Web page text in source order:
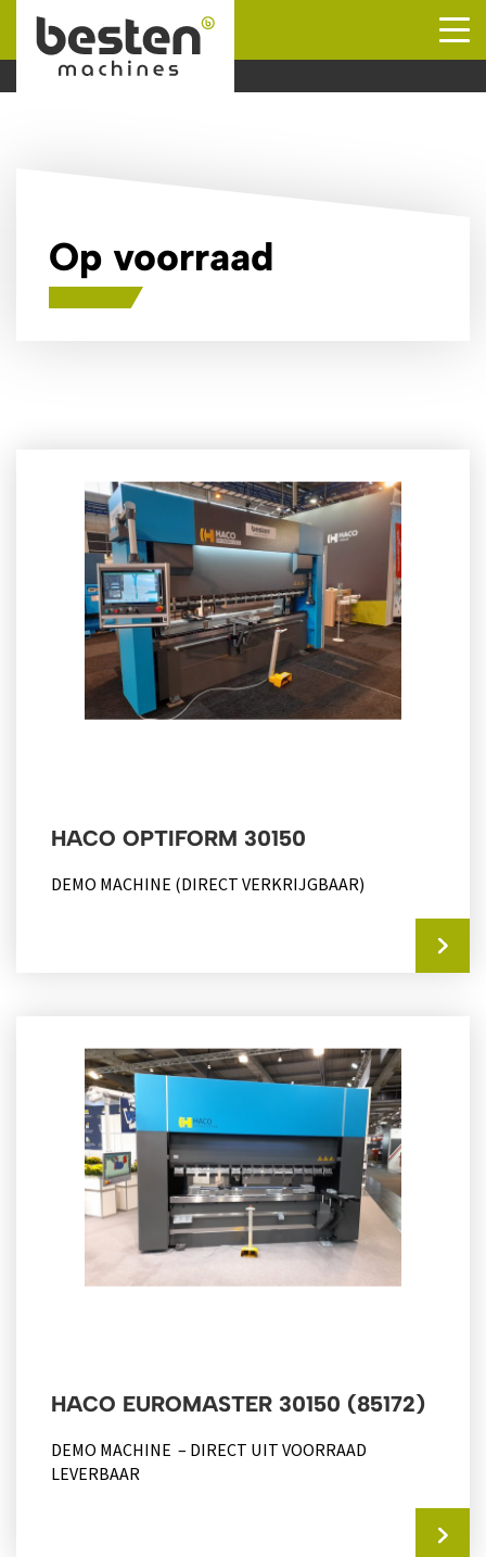
Naar hoofdinhoud
Op voorraad
HACO OPTIFORM 30150
DEMO MACHINE (DIRECT VERKRIJGBAAR)
HACO EUROMASTER 30150 (85172)
DEMO MACHINE – DIRECT UIT VOORRAAD
LEVERBAAR